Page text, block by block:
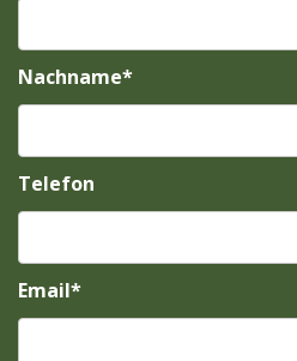
Nachname*
Telefon
Email*